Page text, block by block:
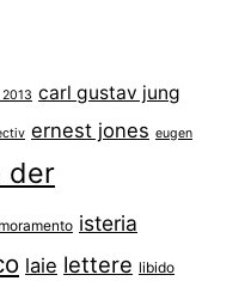
carl gustav jung
ernest jones eugen
der
isteria
laie lettere libido